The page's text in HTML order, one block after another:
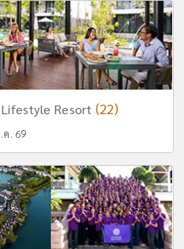
Lifestyle Resort (22)
ค. 69